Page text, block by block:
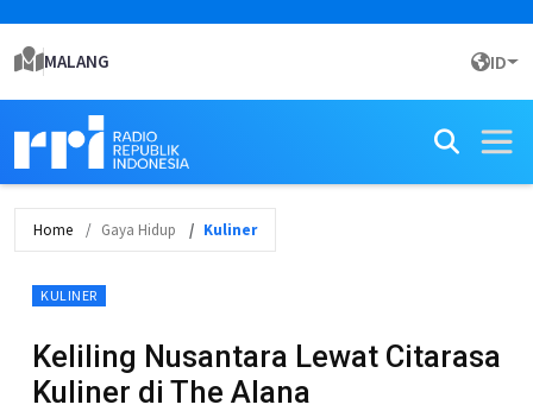
MALANG ID
Home Gaya Hidup Kuliner
KULINER
Keliling Nusantara Lewat Citarasa
Kuliner di The Alana